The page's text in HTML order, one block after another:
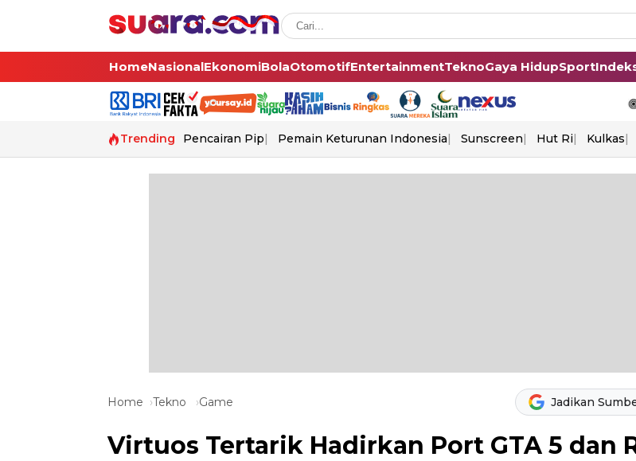
HomeNasionalEkonomiBolaOtomotifEntertainmentTeknoGaya HidupSport
Trending Pencairan Pip Pemain Keturunan Indonesia Sunscreen Hut Ri Kulkas
Home Tekno Game Jadikan
Virtuos Tertarik Hadirkan Port GTA 5 dan